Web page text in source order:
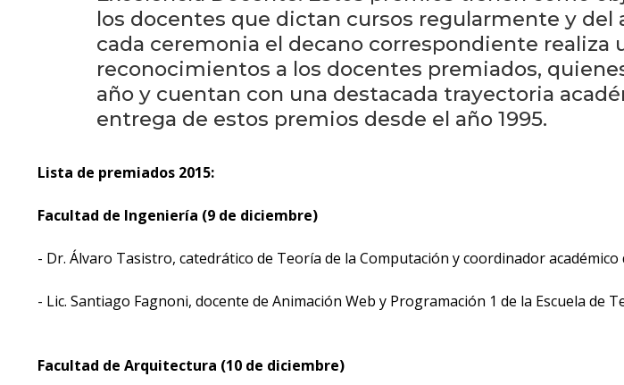
los docentes que dictan cursos regularmente y
cada ceremonia el decano correspondiente realiza
reconocimientos a los docentes premiados,
año y cuentan con una destacada trayectoria
entrega de estos premios desde el año 1995.
Lista de premiados 2015:
Facultad de Ingeniería (9 de diciembre)
- Dr. Álvaro Tasistro, catedrático de Teoría de la Computación y coordinador académico
- Lic. Santiago Fagnoni, docente de Animación Web y Programación 1 de la Escuela de
Facultad de Arquitectura (10 de diciembre)